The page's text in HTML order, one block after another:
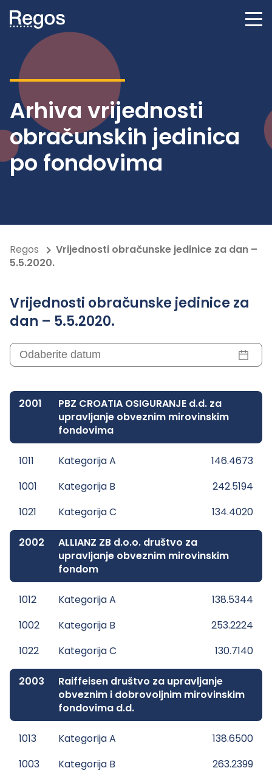
Arhiva vrijednosti
obračunskih jedinica
po fondovima
Regos
Vrijednosti obračunske jedinice za dan –
5.5.2020.
Vrijednosti obračunske jedinice za
dan – 5.5.2020.
2001
PBZ CROATIA OSIGURANJE d.d. za
upravljanje obveznim mirovinskim
fondovima
1011 Kategorija A
146.4673
1001
Kategorija B
242.5194
1021
Kategorija C 134.4020
2002
ALLIANZ ZB d.o.o. društvo za
upravljanje obveznim mirovinskim
fondom
1012 Kategorija A
138.5344
1002
Kategorija B
253.2224
1022
Kategorija C 130.7140
2003
Raiffeisen društvo za upravljanje
obveznim i dobrovoljnim mirovinskim
fondovima d.d.
1013 Kategorija A
138.6500
1003
Kategorija B
263.2399